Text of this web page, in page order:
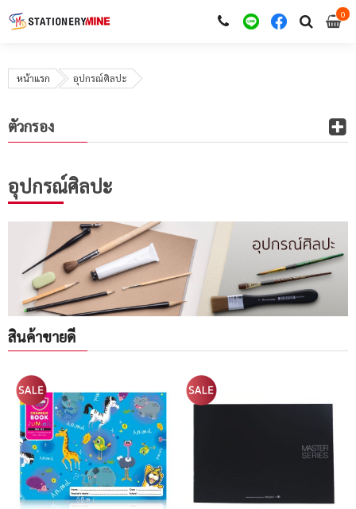
00
หน้าแรก อุปกรณ์ศิลปะ
อุปกรณ์ศิลปะ
สินค้าขายดี
ตัวกรอง